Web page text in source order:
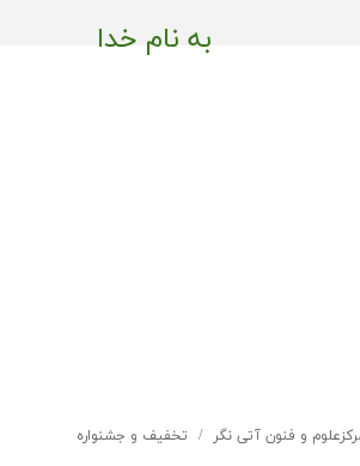
به نام خدا
و فنون آتی نگر تخفیف و جشنواره